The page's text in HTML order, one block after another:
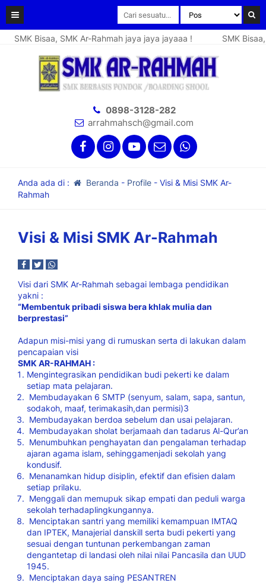
SMK Bisaa, SMK Ar-Rahmah jaya jaya jayaaa ! SMK
0898-3128-282
arrahmahsch@gmail.com
Anda ada di : Beranda - Profile- Visi & Misi SMK Ar-
Rahmah
Visi & Misi SMK Ar-Rahmah
Visi dari SMK Ar-Rahmah sebagai lembaga pendidikan
yakni :
“Membentuk pribadi siswa berakhlak mulia dan
berprestasi”
Adapun misi-misi yang di rumuskan serta di lakukan dalam
pencapaian visi
SMK AR-RAHMAH :
Mengintegrasikan pendidikan budi pekerti ke dalam
setiap mata pelajaran.
Membudayakan 6 SMTP (senyum, salam, sapa, santun,
sodakoh, maaf, terimakasih,dan permisi)3
Membudayakan berdoa sebelum dan usai pelajaran.
Membudayakan sholat berjamaah dan tadarus Al-Qur’an
Menumbuhkan penghayatan dan pengalaman terhadap
ajaran agama islam, sehinggamenjadi sekolah yang
kondusif.
Menanamkan hidup disiplin, efektif dan efisien dalam
setiap prilaku.
Menggali dan memupuk sikap empati dan peduli warga
sekolah terhadaplingkungannya.
Menciptakan santri yang memiliki kemampuan IMTAQ
dan IPTEK, Manajerial danskill serta budi pekerti yang
sesuai dengan tuntunan perkembangan zaman
dengantetap di landasi oleh nilai nilai Pancasila dan UUD
1945.
Menciptakan daya saing PESANTREN